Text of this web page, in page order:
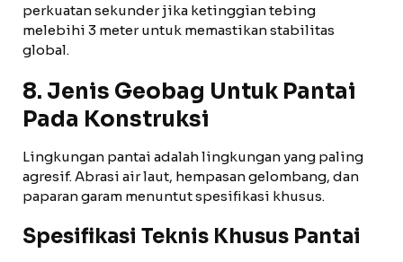
perkuatan sekunder jika ketinggian tebing
melebihi 3 meter untuk memastikan stabilitas
global.
8. Jenis Geobag Untuk Pantai
Pada Konstruksi
Lingkungan pantai adalah lingkungan yang paling
agresif. Abrasi air laut, hempasan gelombang, dan
paparan garam menuntut spesifikasi khusus.
Spesifikasi Teknis Khusus Pantai